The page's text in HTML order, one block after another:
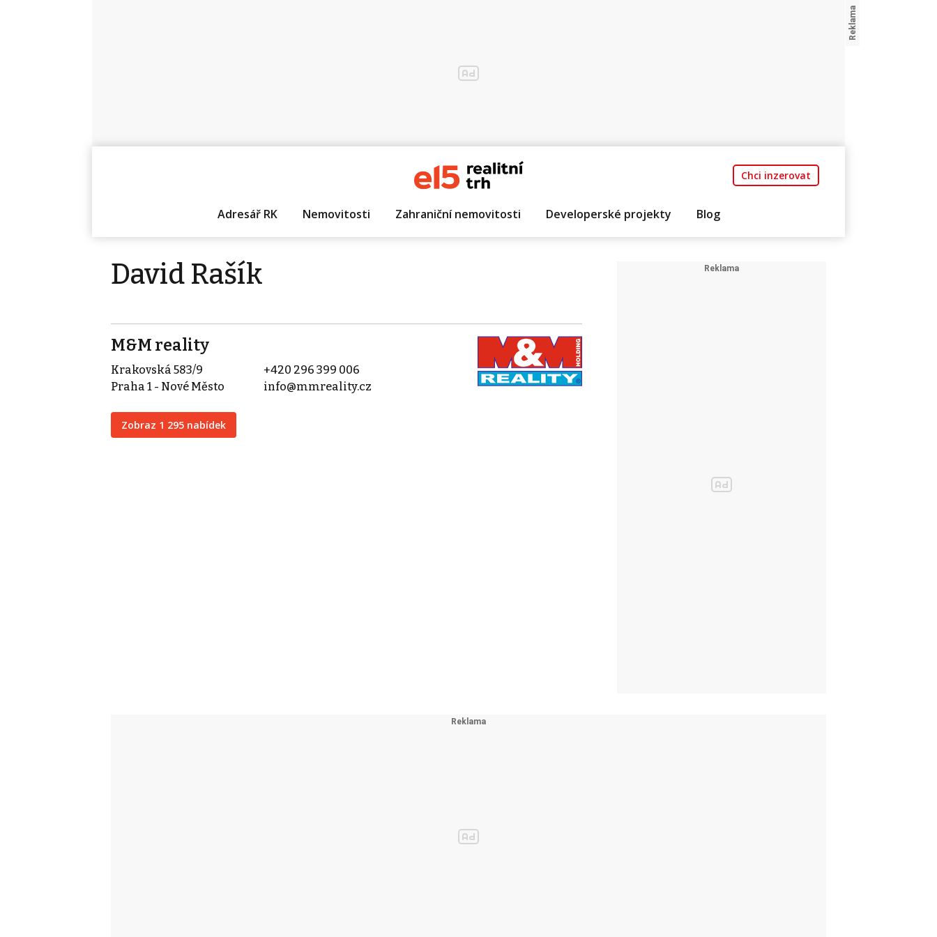
Chci inzerovat
Adresář RK Nemovitosti Zahraniční nemovitosti Developerské projekty Blog
David Rašík
M&M reality
Krakovská 583/9
Praha 1 - Nové Město
Zobraz 1 295 nabídek
+420 296 399 006
info@mmreality.cz